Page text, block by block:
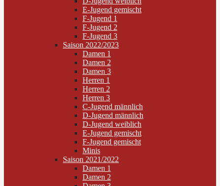
E-Jugend gemischt
F-Jugend 1
F-Jugend 2
F-Jugend 3
Saison 2022/2023
Damen 1
Damen 2
Damen 3
Herren 1
Herren 2
Herren 3
C-Jugend männlich
D-Jugend männlich
D-Jugend weiblich
E-Jugend gemischt
F-Jugend gemischt
Minis
Saison 2021/2022
Damen 1
Damen 2